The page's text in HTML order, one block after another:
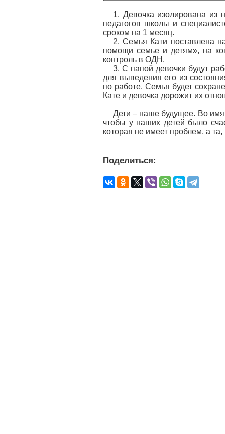
1. Девочка изолирована из
педагогов школы и
сроком на 1 месяц.
2. Семья Кати поставлена
помощи семье и детям», на
контроль в ОДН.
3. С папой девочки будут
для выведения его из
по работе. Семья будет
Кате и девочка дорожит их
Дети – наше будущее. Во
чтобы у наших детей было
которая не имеет проблем, а
Поделиться: